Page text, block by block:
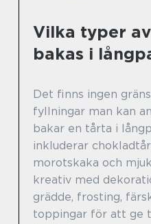
Vilka typer
bakas i
Det finns ingen
fyllningar man kan
bakar en tårta i
inkluderar
morotskaka och
kreativ med
grädde, frosting,
toppingar för att ge